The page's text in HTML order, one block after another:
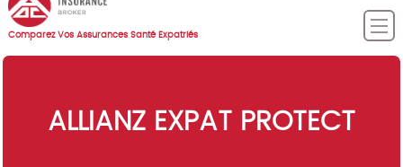
Comparez Vos Assurances Santé Expatriés
ALLIANZ EXPAT PROTECT